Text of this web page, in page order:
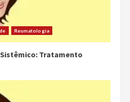
Reumatologia
Tratamento